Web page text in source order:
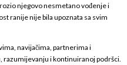
njegovo nesmetano vođenje i
ranije nije bila upoznata sa svim
navijačima, partnerima i
razumijevanju i kontinuiranoj podršci.